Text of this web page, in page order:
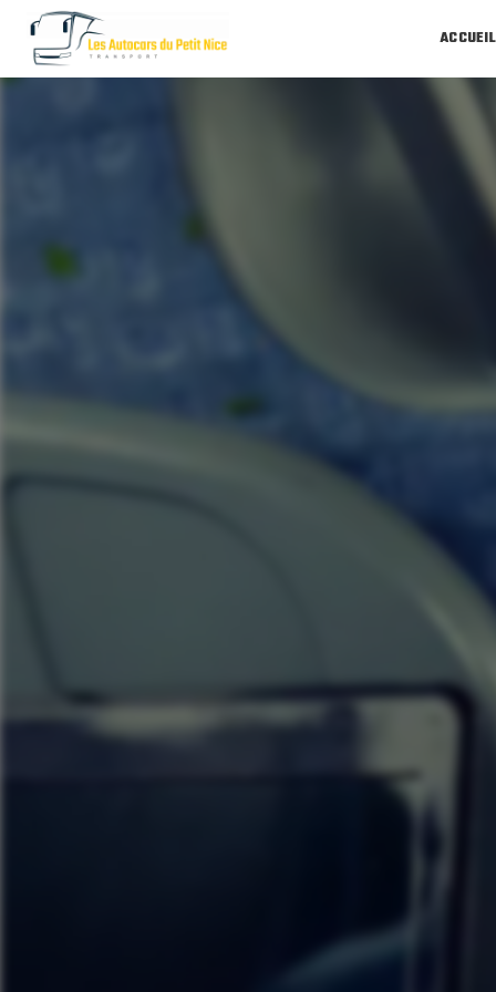
ACCUEIL
Panneau de gestion des cookies